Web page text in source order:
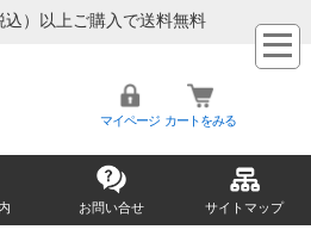
込）以上ご購入で送料無料
マイページ カートをみる
お問い合せ サイトマップ